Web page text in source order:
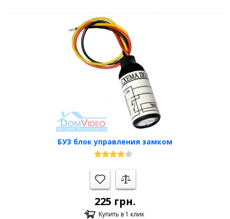
БУЗ блок управления замком
225 грн.
Купить в 1 клик